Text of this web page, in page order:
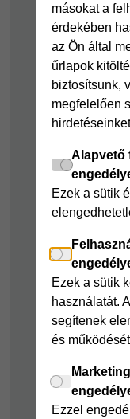
másokat a
érdekében
az Ön által
űrlapok
biztosítsunk,
megfelelően
Alapvető
Ezek a sütik
Ezek a sütik
használatát.
segítenek
és
Ezzel
Hitelkártya
Cofidis
Joker
Áruhitel
Mindig Kéznél
kölcsön
Pénzügyi
Cofidis Bank
Zöldebb
Cofidis Bank
Zöldebb
Biztonságos
pénzügyek